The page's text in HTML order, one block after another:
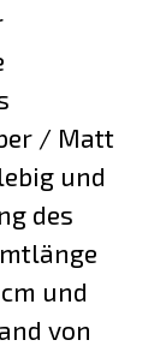
/ Matt
und
des
und
von